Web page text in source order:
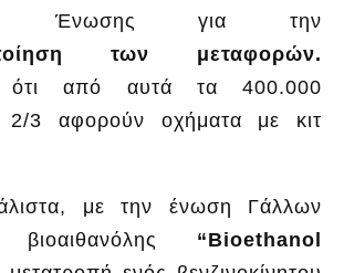
Ένωσης για την
των μεταφορών.
ότι από αυτά τα 400.000
2/3 αφορούν οχήματα με κιτ
με την ένωση Γάλλων
βιοαιθανόλης “Bioethanol